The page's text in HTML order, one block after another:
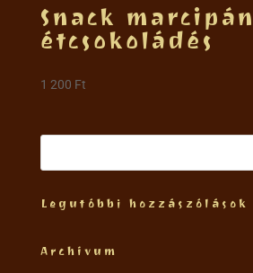
Snack marcipán
étcsokoládés
1 200 Ft
Legutóbbi hozzászólások
Archívum